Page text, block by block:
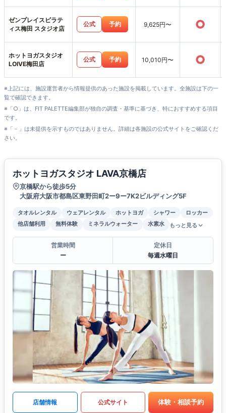
ゼンプレイスピラテ
ィス梅田 スタジオ店
公式 予約 9,625円〜 ○
ホットヨガスタジオ
LOIVE梅田店
公式 予約 10,010円〜 ○
※上記には、施設運営者から情報提供のあった施設を掲載しています。全施設は下の一
覧で確認できます。
※「○」は、FIT PALETTE編集部が独自の調査・基準に基づき、特におすすめする項目
です。
※「－」は未提供を示すものではありません。詳細は各施設の公式サイトをご確認くだ
さい。
ホットヨガスタジオ LAVA京橋店
京橋駅から徒歩5分
大阪府大阪市都島区東野田町2ー9ー7K2ビルディング5F
タオルレンタル ウェアレンタル ホットヨガ シャワー
ロッカー
他店舗利用
無料体験 ミネラルウォーター 水素水 もっと見る
営業時間
ー
定休日
毎週水曜日
店舗情報 公式サイト 体験・相談予約